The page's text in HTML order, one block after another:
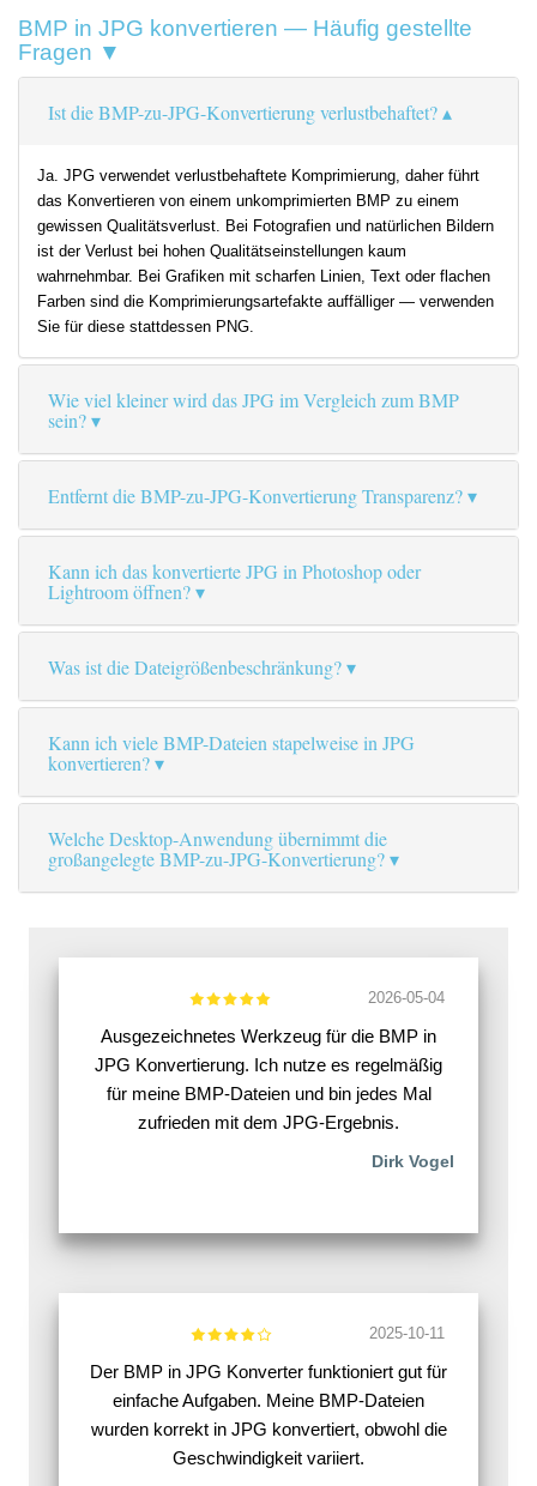
BMP in JPG konvertieren — Häufig gestellte
Fragen ▼
Ist die BMP-zu-JPG-Konvertierung verlustbehaftet?
Ja. JPG verwendet verlustbehaftete Komprimierung, daher führt
das Konvertieren von einem unkomprimierten BMP zu einem
gewissen Qualitätsverlust. Bei Fotografien und natürlichen Bildern
ist der Verlust bei hohen Qualitätseinstellungen kaum
wahrnehmbar. Bei Grafiken mit scharfen Linien, Text oder flachen
Farben sind die Komprimierungsartefakte auffälliger — verwenden
Sie für diese stattdessen PNG.
Wie viel kleiner wird das JPG im Vergleich zum BMP
sein?
Entfernt die BMP-zu-JPG-Konvertierung Transparenz?
Kann ich das konvertierte JPG in Photoshop oder
Lightroom öffnen?
Was ist die Dateigrößenbeschränkung?
Kann ich viele BMP-Dateien stapelweise in JPG
konvertieren?
Welche Desktop-Anwendung übernimmt die
großangelegte BMP-zu-JPG-Konvertierung?
2026-05-04
Ausgezeichnetes Werkzeug für die BMP in
JPG Konvertierung. Ich nutze es regelmäßig
für meine BMP-Dateien und bin jedes Mal
zufrieden mit dem JPG-Ergebnis.
Dirk Vogel
2025-10-11
Der BMP in JPG Konverter funktioniert gut für
einfache Aufgaben. Meine BMP-Dateien
wurden korrekt in JPG konvertiert, obwohl die
Geschwindigkeit variiert.